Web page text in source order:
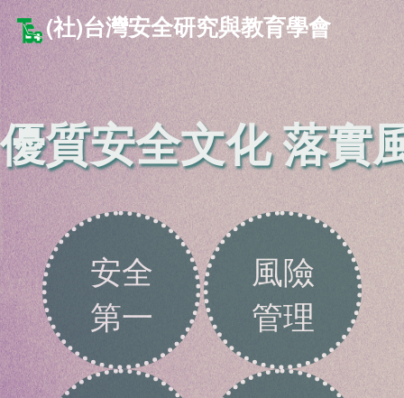
(社)台灣安全研究與教育學會
優質安全文化 落實
安全
第一
風險
管理